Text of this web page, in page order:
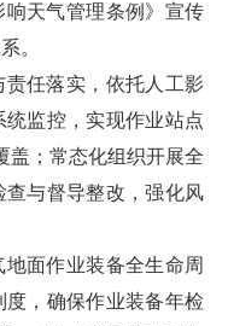
响天气管理条例》宣传
。
责任落实，依托人工影
监控，实现作业站点
盖；常态化组织开展全
与督导整改，强化风
面作业装备全生命周
，确保作业装备年检